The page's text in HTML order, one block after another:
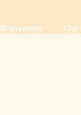
Bienvenue Qui